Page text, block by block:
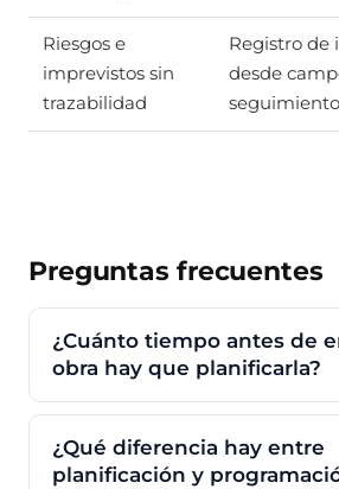
Riesgos e
imprevistos sin
trazabilidad
Registro de
desde
Preguntas frecuentes
¿Cuánto tiempo antes de
obra hay que planificarla?
¿Qué diferencia hay entre
planificación y